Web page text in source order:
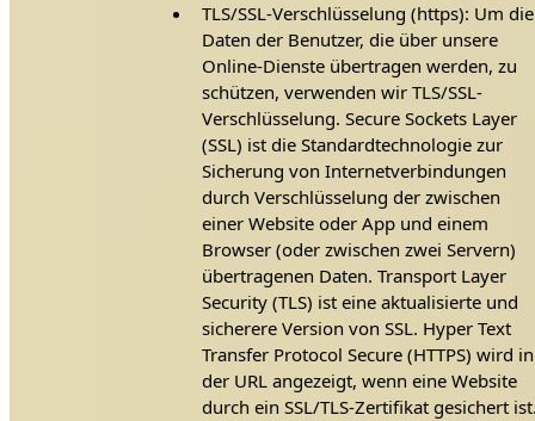
TLS/SSL-Verschlüsselung (https): Um die
Daten der Benutzer, die über unsere
Online-Dienste übertragen werden, zu
schützen, verwenden wir TLS/SSL-
Verschlüsselung. Secure Sockets Layer
(SSL) ist die Standardtechnologie zur
Sicherung von Internetverbindungen
durch Verschlüsselung der zwischen
einer Website oder App und einem
Browser (oder zwischen zwei Servern)
übertragenen Daten. Transport Layer
Security (TLS) ist eine aktualisierte und
sicherere Version von SSL. Hyper Text
Transfer Protocol Secure (HTTPS) wird in
der URL angezeigt, wenn eine Website
durch ein SSL/TLS-Zertifikat gesichert